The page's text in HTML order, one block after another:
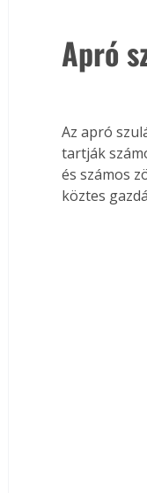
Apró
Az apró
tartják
és számos
köztes